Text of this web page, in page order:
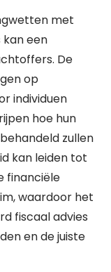
met
een
De
op
individuen
hoe hun
zullen
kan leiden tot
financiële
waardoor het
fiscaal advies
en de juiste